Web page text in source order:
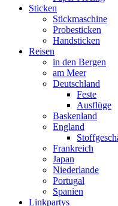
Sticken
Stickmaschine
Probesticken
Handsticken
Reisen
in den Bergen
am Meer
Deutschland
Feste
Ausflüge
Baskenland
England
Frankreich
Japan
Niederlande
Portugal
Spanien
Linkpartys